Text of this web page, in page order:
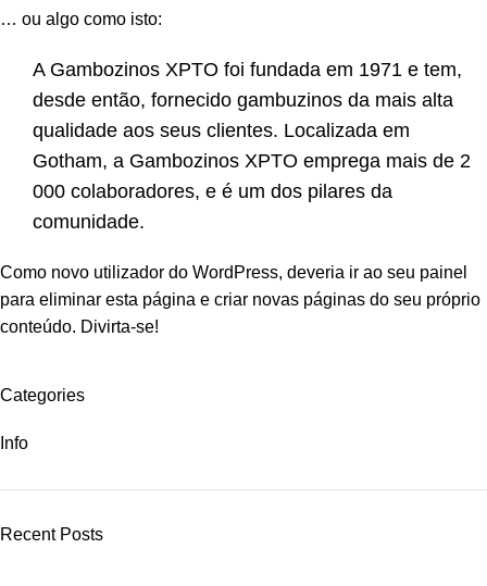
Categories
Info
Recent Posts
… ou algo como isto:
A Gambozinos XPTO foi fundada em 1971 e tem,
desde então, fornecido gambuzinos da mais alta
qualidade aos seus clientes. Localizada em
Gotham, a Gambozinos XPTO emprega mais de 2
000 colaboradores, e é um dos pilares da
comunidade.
Como novo utilizador do WordPress, deveria ir ao seu painel
para eliminar esta página e criar novas páginas do seu próprio
conteúdo. Divirta-se!